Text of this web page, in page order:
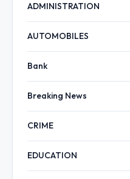
ADMINISTRATION
AUTOMOBILES
Bank
Breaking News
CRIME
EDUCATION